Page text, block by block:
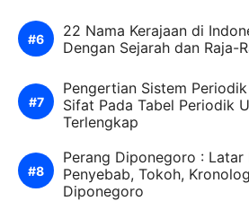
22 Nama Kerajaan di
Dengan Sejarah dan Raja-
Pengertian Sistem
Sifat Pada Tabel Periodik
Terlengkap
Perang Diponegoro : Latar
Penyebab, Tokoh,
Diponegoro